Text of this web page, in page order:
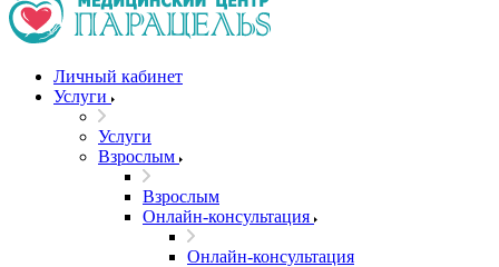
Личный кабинет
Услуги
Услуги
Взрослым
Взрослым
Онлайн-консультация
Онлайн-консультация